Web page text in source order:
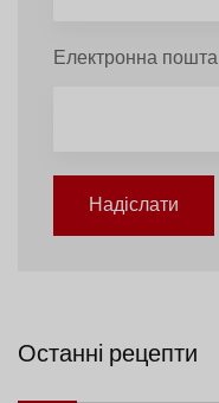
Електронна пошта
Надіслати
Останні рецепти